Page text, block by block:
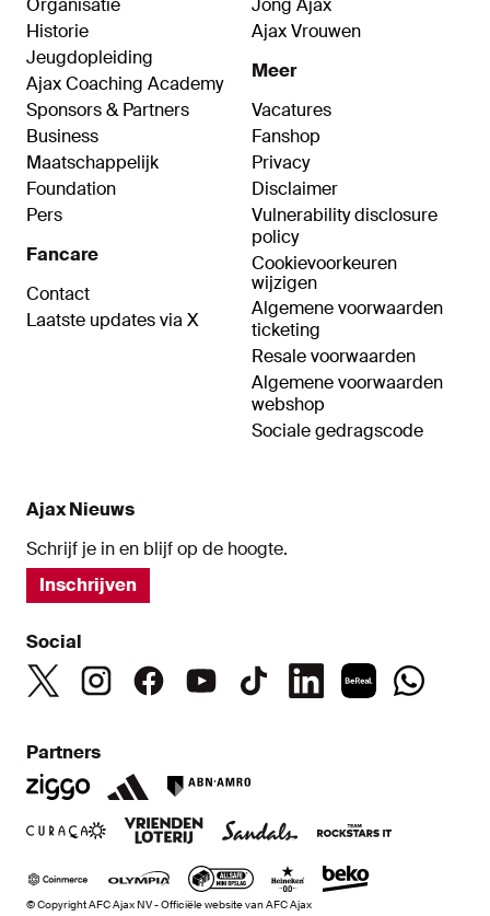
Organisatie
Historie
Jeugdopleiding
Ajax Coaching Academy
Sponsors & Partners
Business
Maatschappelijk
Foundation
Pers
Fancare
Contact
Laatste updates via X
Jong Ajax
Ajax Vrouwen
Meer
Vacatures
Fanshop
Privacy
Disclaimer
Vulnerability disclosure
policy
Cookievoorkeuren
wijzigen
Algemene voorwaarden
ticketing
Resale voorwaarden
Algemene voorwaarden
webshop
Sociale gedragscode
Ajax Nieuws
Schrijf je in en blijf op de hoogte.
Inschrijven
Social
Partners
© Copyright AFC Ajax NV - Officiële website van AFC Ajax